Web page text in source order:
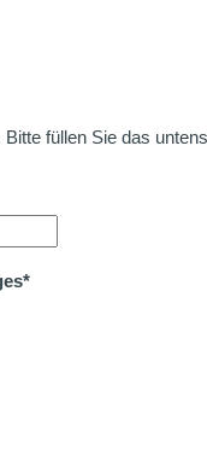
füllen Sie das